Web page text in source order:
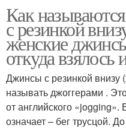
Как
с резинкой
женские
откуда взялось
Джинсы с резинкой внизу
называть джоггерами .
от английского
означает – бег трусцой.